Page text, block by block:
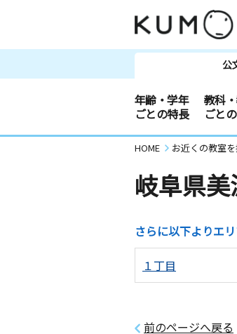
公
年齢・学年
ごとの特長
教科
ごと
HOME お近くの教室
岐阜県
さらに以下よりエ
１丁目
前のページへ戻る